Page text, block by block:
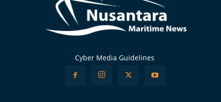
Cyber Media Guidelines